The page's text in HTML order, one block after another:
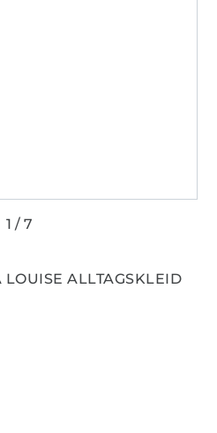
ALLTAGSKLEID